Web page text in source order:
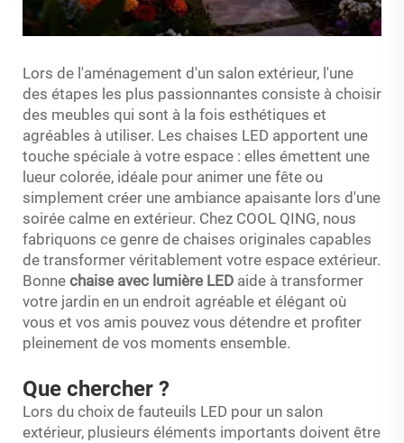
Lors de l'aménagement d'un salon extérieur, l'une
des étapes les plus passionnantes consiste à choisir
des meubles qui sont à la fois esthétiques et
agréables à utiliser. Les chaises LED apportent une
touche spéciale à votre espace : elles émettent une
lueur colorée, idéale pour animer une fête ou
simplement créer une ambiance apaisante lors d'une
soirée calme en extérieur. Chez COOL QING, nous
fabriquons ce genre de chaises originales capables
de transformer véritablement votre espace extérieur.
Bonne chaise avec lumière LED aide à transformer
votre jardin en un endroit agréable et élégant où
vous et vos amis pouvez vous détendre et profiter
pleinement de vos moments ensemble.
Que chercher ?
Lors du choix de fauteuils LED pour un salon
extérieur, plusieurs éléments importants doivent être